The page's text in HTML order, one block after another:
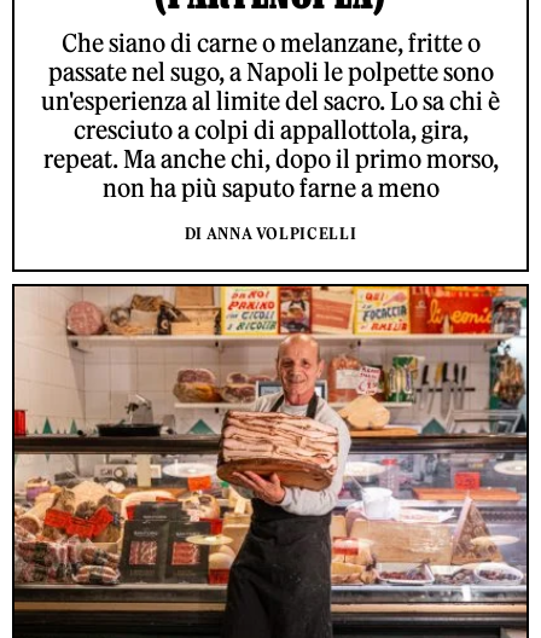
Che siano di carne o melanzane, fritte o
passate nel sugo, a Napoli le polpette sono
un'esperienza al limite del sacro. Lo sa chi è
cresciuto a colpi di appallottola, gira,
repeat. Ma anche chi, dopo il primo morso,
non ha più saputo farne a meno
DI ANNA VOLPICELLI